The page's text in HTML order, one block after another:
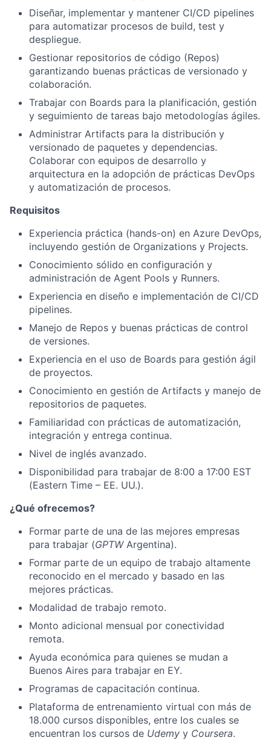
Diseñar, implementar y mantener CI/CD pipelines
para automatizar procesos de build, test y
despliegue.
Gestionar repositorios de código (Repos)
garantizando buenas prácticas de versionado y
colaboración.
Trabajar con Boards para la planificación, gestión
y seguimiento de tareas bajo metodologías ágiles.
Administrar Artifacts para la distribución y
versionado de paquetes y dependencias.
Colaborar con equipos de desarrollo y
arquitectura en la adopción de prácticas DevOps
y automatización de procesos.
Requisitos
Experiencia práctica (hands-on) en Azure DevOps,
incluyendo gestión de Organizations y Projects.
Conocimiento sólido en configuración y
administración de Agent Pools y Runners.
Experiencia en diseño e implementación de CI/CD
pipelines.
Manejo de Repos y buenas prácticas de control
de versiones.
Experiencia en el uso de Boards para gestión ágil
de proyectos.
Conocimiento en gestión de Artifacts y manejo de
repositorios de paquetes.
Familiaridad con prácticas de automatización,
integración y entrega continua.
Nivel de inglés avanzado.
Disponibilidad para trabajar de 8:00 a 17:00 EST
(Eastern Time – EE. UU.).
¿Qué ofrecemos?
Formar parte de una de las mejores empresas
para trabajar (GPTWArgentina).
Formar parte de un equipo de trabajo altamente
reconocido en el mercado y basado en las
mejores prácticas.
Modalidad de trabajo remoto.
Monto adicional mensual por conectividad
remota.
Ayuda económica para quienes se mudan a
Buenos Aires para trabajar en EY.
Programas de capacitación continua.
Plataforma de entrenamiento virtual con más de
18.000 cursos disponibles, entre los cuales se
encuentran los cursos de Udemy y Coursera.